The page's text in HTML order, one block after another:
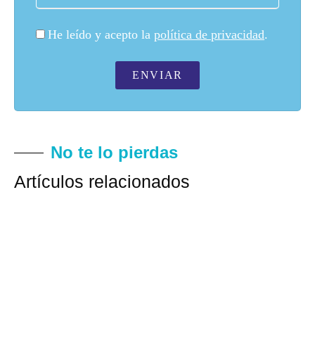
He leído y acepto la política de privacidad.
ENVIAR
No te lo pierdas
Artículos relacionados